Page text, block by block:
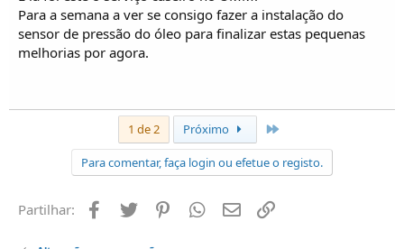
Para a semana a ver se consigo fazer a instalação do
sensor de pressão do óleo para finalizar estas pequenas
melhorias por agora.
1 de 2 Próximo
Para comentar, faça login ou efetue o registo.
Partilhar: Facebook
Twitter PinterestWhatsapp
Email